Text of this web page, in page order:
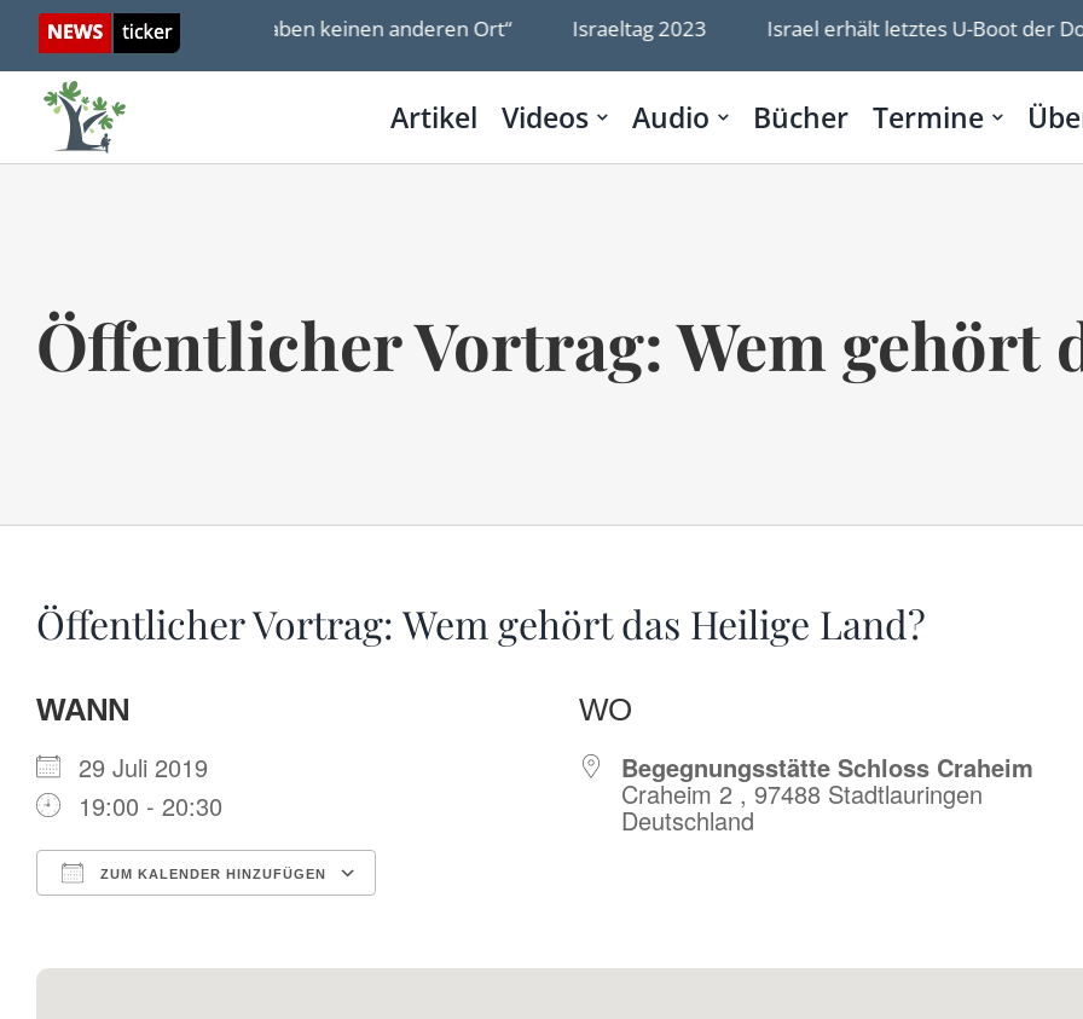
Skip
content
Herzl: „Wir haben keinen anderen Ort“ Israeltag 2023 Israel erhält letztes U-Boot der Dolphin-
Artikel Videos Audio Bücher Termine
Öffentlicher Vortrag: Wem gehört
Öffentlicher Vortrag: Wem gehört das Heilige Land?
WANN
29 Juli 2019
19:00 - 20:30
ZUM KALENDER HINZUFÜGEN
WO
Begegnungsstätte Schloss Craheim
Craheim 2 , 97488 Stadtlauringen
Deutschland